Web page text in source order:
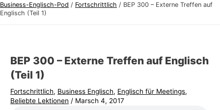
Business-Englisch-Pod / Fortschrittlich / BEP 300 – Externe Treffen auf
Englisch (Teil 1)
BEP 300 – Externe Treffen auf Englisch
(Teil 1)
Fortschrittlich, Business Englisch, Englisch für Meetings,
Beliebte Lektionen / Marsch 4, 2017
E
i
s
c
h
h